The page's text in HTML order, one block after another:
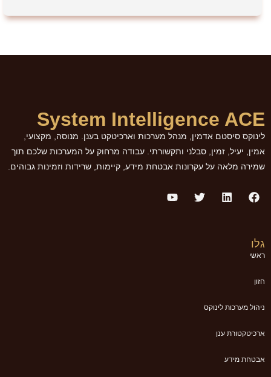
System Intelligence ACE
לינוקס סיסטם אדמין, מנהל מערכות וארכיטקט בענן. מנוסה, מקצועי,
אמין, יעיל, זמין, סבלני ותקשורתי. עבודה מרחוק על המערכות שלכם תוך
שמירה מלאה על עקרונות אבטחת מידע, קיימות, שרידות וזמינות גבוהים.
גלו
ראשי
חזון
ניהול מערכות לינוקס
ארכיטקטורת ענן
אבטחת מידע